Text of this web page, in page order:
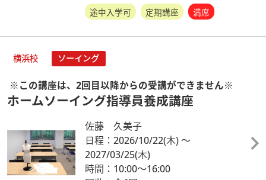
途中入学可 定期講座 満席
横浜校 ソーイング
※この講座は、2回目以降からの受講ができません※
ホームソーイング指導員養成講座
佐藤 久美子
日程：2026/10/22(木)～
2027/03/25(木)
時間：10:00～16:00